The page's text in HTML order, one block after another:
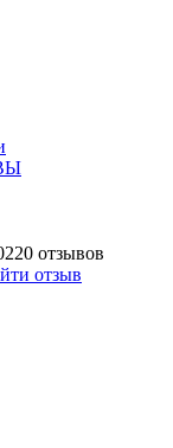
отзывов
отзыв